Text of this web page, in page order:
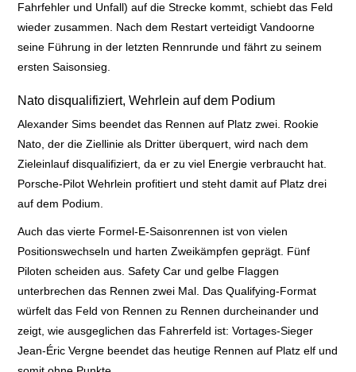
Fahrfehler und Unfall) auf die Strecke kommt, schiebt das Feld
wieder zusammen. Nach dem Restart verteidigt Vandoorne
seine Führung in der letzten Rennrunde und fährt zu seinem
ersten Saisonsieg.
Nato disqualifiziert, Wehrlein auf dem Podium
Alexander Sims beendet das Rennen auf Platz zwei. Rookie
Nato, der die Ziellinie als Dritter überquert, wird nach dem
Zieleinlauf disqualifiziert, da er zu viel Energie verbraucht hat.
Porsche-Pilot Wehrlein profitiert und steht damit auf Platz drei
auf dem Podium.
Auch das vierte Formel-E-Saisonrennen ist von vielen
Positionswechseln und harten Zweikämpfen geprägt. Fünf
Piloten scheiden aus. Safety Car und gelbe Flaggen
unterbrechen das Rennen zwei Mal. Das Qualifying-Format
würfelt das Feld von Rennen zu Rennen durcheinander und
zeigt, wie ausgeglichen das Fahrerfeld ist: Vortages-Sieger
Jean-Éric Vergne beendet das heutige Rennen auf Platz elf und